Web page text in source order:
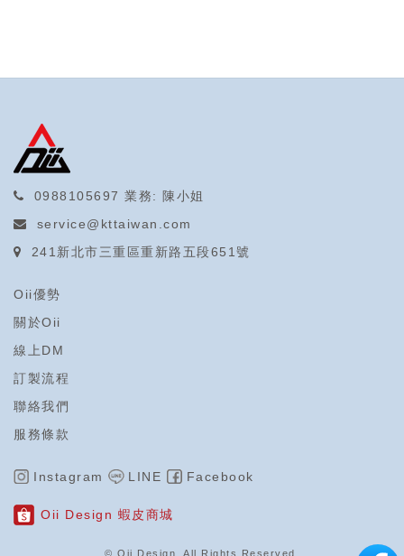
0988105697 業務: 陳小姐
service@kttaiwan.com
241新北市三重區重新路五段651號
Oii優勢
關於Oii
線上DM
訂製流程
聯絡我們
服務條款
Instagram LINE Facebook
Oii Design 蝦皮商城
© Oii Design. All Rights Reserved